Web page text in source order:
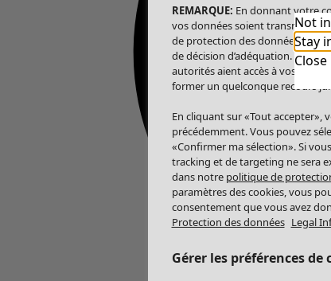
Not in
Stay
Close
REMARQUE: En donnant votre
vos données soient transmises
de protection des données
de décision d’adéquation. Par
autorités aient accès à vos
former un quelconque recours
En cliquant sur «Tout accepter»,
précédemment. Vous pouvez
«Confirmer ma sélection». Si
tracking et de targeting ne sera
dans notre politique de
paramètres des cookies, vous
consentement que vous avez
Protection des données Legal
Gérer les préférences